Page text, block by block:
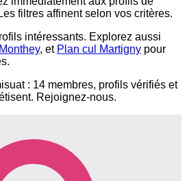
filtres affinent selon vos critères.
intéressants. Explorez aussi
, et Plan cul Martigny pour
: 14 membres, profils vérifiés et
Rejoignez-nous.